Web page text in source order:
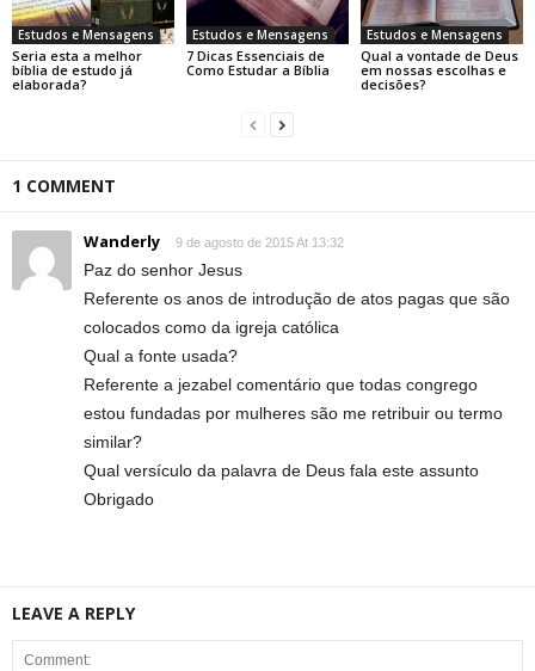
Estudos e Mensagens
Seria esta a melhor
bíblia de estudo já
elaborada?
Estudos e Mensagens
7 Dicas Essenciais de
Como Estudar a Bíblia
Estudos e Mensagens
Qual a vontade de Deus
em nossas escolhas e
decisões?
1 COMMENT
Wanderly 9 de agosto de 2015 At 13:32
Paz do senhor Jesus
Referente os anos de introdução de atos pagas que são
colocados como da igreja católica
Qual a fonte usada?
Referente a jezabel comentário que todas congrego
estou fundadas por mulheres são me retribuir ou termo
similar?
Qual versículo da palavra de Deus fala este assunto
Obrigado
LEAVE A REPLY